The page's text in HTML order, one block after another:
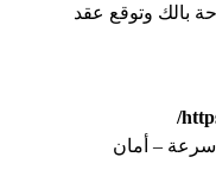
بالك وتوقع عقد
– أمان